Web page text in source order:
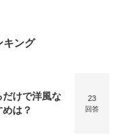
キング
だけで洋風な
は？
23
回答